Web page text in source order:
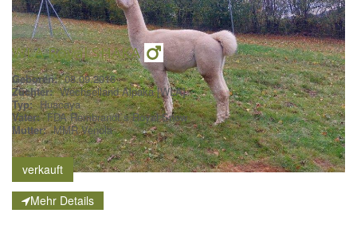
WLA Royal SHAKA
Geboren: 08.09.2016
Züchter: Wechselland Alpaka [WLA]
Typ: Huacaya
Vater: FDA Rembrandt`s Royal Snow
Mutter: MMR Venola
verkauft
Mehr Details